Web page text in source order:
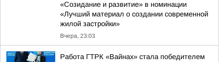
«Созидание и развитие» в номинации
«Лучший материал о создании современной
жилой застройки»
Вчера, 23:03
Работа ГТРК «Вайнах» стала победителем